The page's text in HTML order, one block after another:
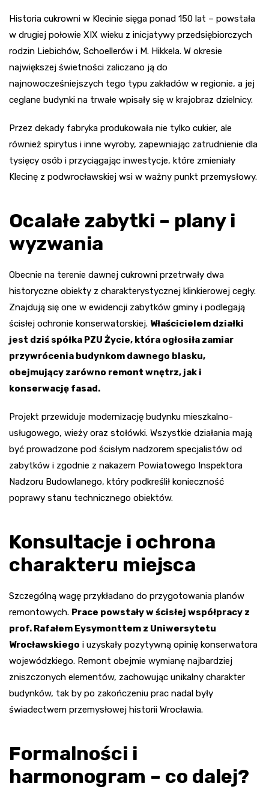
Historia cukrowni w Klecinie sięga ponad 150 lat – powstała
w drugiej połowie XIX wieku z inicjatywy przedsiębiorczych
rodzin Liebichów, Schoellerów i M. Hikkela. W okresie
największej świetności zaliczano ją do
najnowocześniejszych tego typu zakładów w regionie, a jej
ceglane budynki na trwałe wpisały się w krajobraz dzielnicy.
Przez dekady fabryka produkowała nie tylko cukier, ale
również spirytus i inne wyroby, zapewniając zatrudnienie dla
tysięcy osób i przyciągając inwestycje, które zmieniały
Klecinę z podwrocławskiej wsi w ważny punkt przemysłowy.
Ocalałe zabytki – plany i
wyzwania
Obecnie na terenie dawnej cukrowni przetrwały dwa
historyczne obiekty z charakterystycznej klinkierowej cegły.
Znajdują się one w ewidencji zabytków gminy i podlegają
ścisłej ochronie konserwatorskiej. Właścicielem działki
jest dziś spółka PZU Życie, która ogłosiła zamiar
przywrócenia budynkom dawnego blasku,
obejmujący zarówno remont wnętrz, jak i
konserwację fasad.
Projekt przewiduje modernizację budynku mieszkalno-
usługowego, wieży oraz stołówki. Wszystkie działania mają
być prowadzone pod ścisłym nadzorem specjalistów od
zabytków i zgodnie z nakazem Powiatowego Inspektora
Nadzoru Budowlanego, który podkreślił konieczność
poprawy stanu technicznego obiektów.
Konsultacje i ochrona
charakteru miejsca
Szczególną wagę przykładano do przygotowania planów
remontowych. Prace powstały w ścisłej współpracy z
prof. Rafałem Eysymonttem z Uniwersytetu
Wrocławskiego i uzyskały pozytywną opinię konserwatora
wojewódzkiego. Remont obejmie wymianę najbardziej
zniszczonych elementów, zachowując unikalny charakter
budynków, tak by po zakończeniu prac nadal były
świadectwem przemysłowej historii Wrocławia.
Formalności i
harmonogram – co dalej?